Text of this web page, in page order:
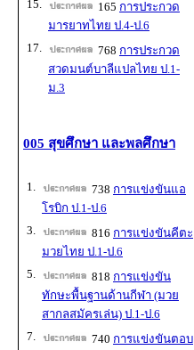
15. 165 การประกวด
มารยาทไทย ป.4-ป.6
17.
768 การประกวด
สวดมนต์บาลีแปลไทย ป.1-
ม.3
005 สุขศึกษา และพลศึกษา
1. 738 การแข่งขันแอ
โรบิก ป.1-ป.6
3.
816 การแข่งขันคีตะ
มวยไทย ป.1-ป.6
5.
818 การแข่งขัน
ทักษะพื้นฐานด้านกีฬา (มวย
สากลสมัครเล่น) ป.1-ป.6
7.
740 การแข่งขันตอบ